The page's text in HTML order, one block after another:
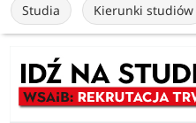
Studia Kierunki studiów